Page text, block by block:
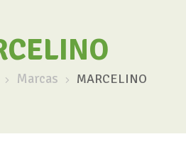
Marcas MARCELINO